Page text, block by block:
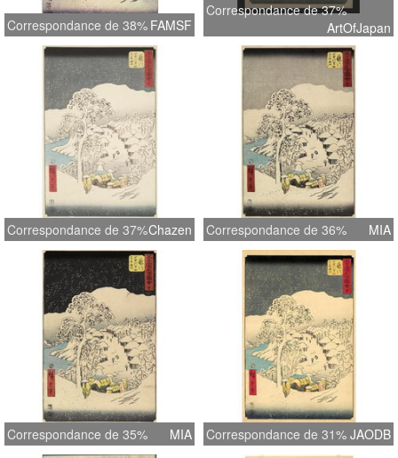
Correspondance de 38% FAMSF
Correspondance de 37%
ArtOfJapan
Correspondance de 37%Chazen Correspondance de 36% MIA
Correspondance de 35% MIA Correspondance de 31% JAODB